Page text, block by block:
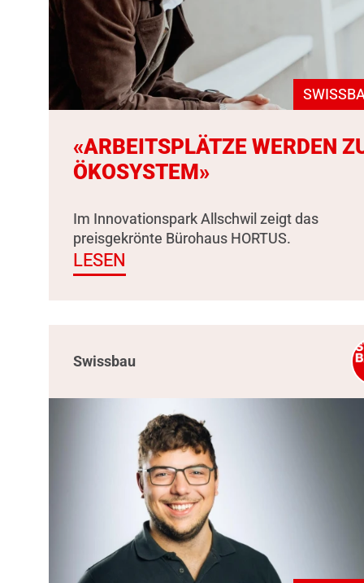
«ARBEITSPLÄTZE WERDEN
ÖKOSYSTEM»
Im Innovationspark Allschwil zeigt das
preisgekrönte Bürohaus HORTUS.
LESEN
Swissbau